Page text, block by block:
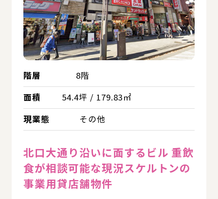
階層
8階
面積
54.4坪 / 179.83㎡
現業態
その他
北口大通り沿いに面するビル 重飲
食が相談可能な現況スケルトンの
事業用貸店舗物件